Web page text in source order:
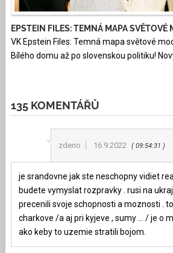
EPSTEIN FILES: TEMNÁ MAPA SVĚTOVÉ
VK Epstein Files: Temná mapa světové
Bílého domu až po slovenskou politiku!
135 KOMENTÁŘŮ
zdeno 16.9.2022 09:54:31
je srandovne jak ste neschopny vidiet
budete vymyslat rozpravky . rusi na
precenili svoje schopnosti a moznosti .
charkove /a aj pri kyjeve , sumy … / je o
ako keby to uzemie stratili bojom.